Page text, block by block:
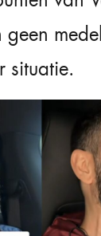
situatie.